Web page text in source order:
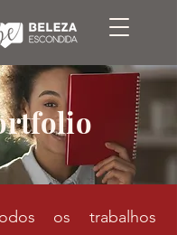
os trabalhos